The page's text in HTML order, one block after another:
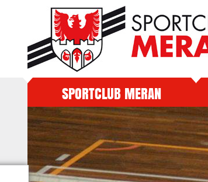
SPORTCLUB MERAN